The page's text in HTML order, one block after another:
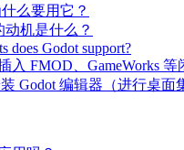
么要用它？
动机是什么？
does Godot support?
入 FMOD、GameWorks
Godot 编辑器（进行桌面